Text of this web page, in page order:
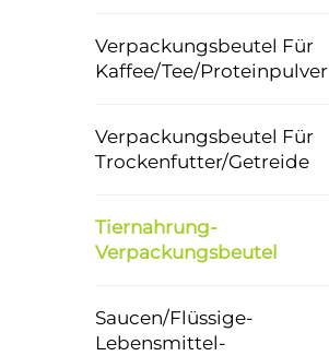
Verpackungsbeutel Für
Kaffee/Tee/Proteinpulver
Verpackungsbeutel Für
Trockenfutter/Getreide
Tiernahrung-
Verpackungsbeutel
Saucen/Flüssige-
Lebensmittel-